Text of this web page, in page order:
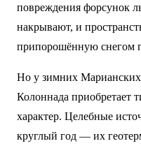
повреждения форсунок
накрывают, и
припорошённую снегом
Но у зимних Марианских
Колоннада приобретает
характер. Целебные
круглый год — их